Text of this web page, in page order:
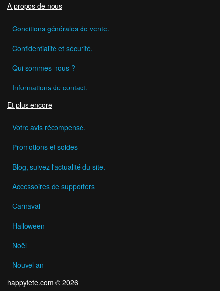
A propos de nous
Conditions générales de vente.
Confidentialité et sécurité.
Qui sommes-nous ?
Informations de contact.
Et plus encore
Votre avis récompensé.
Promotions et soldes
Blog, suivez l'actualité du site.
Accessoires de supporters
Carnaval
Halloween
Noël
Nouvel an
happyfete.com © 2026